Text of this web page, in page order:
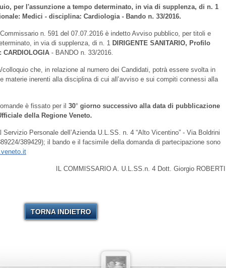
per l'assunzione a tempo determinato, in via di supplenza, di n. 1
Medici - disciplina: Cardiologia - Bando n. 33/2016.
n. 591 del 07.07.2016 è indetto Avviso pubblico, per titoli e
in via di supplenza, di n. 1 DIRIGENTE SANITARIO, Profilo
- BANDO n. 33/2016.
colloquio che, in relazione al numero dei Candidati, potrà essere svolta in
materie inerenti alla disciplina di cui all’avviso e sui compiti connessi alla
è fissato per il 30° giorno successivo alla data di pubblicazione
della Regione Veneto.
Personale dell’Azienda U.L.SS. n. 4 “Alto Vicentino” - Via Boldrini
389429); il bando e il facsimile della domanda di partecipazione sono
IL COMMISSARIO A. U.L.SS.n. 4 Dott. Giorgio ROBERTI
TORNA INDIETRO